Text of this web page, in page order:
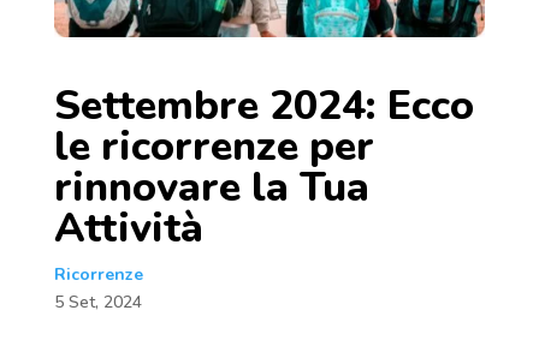
Settembre 2024: Ecco
le ricorrenze per
rinnovare la Tua
Attività
Ricorrenze
5 Set, 2024